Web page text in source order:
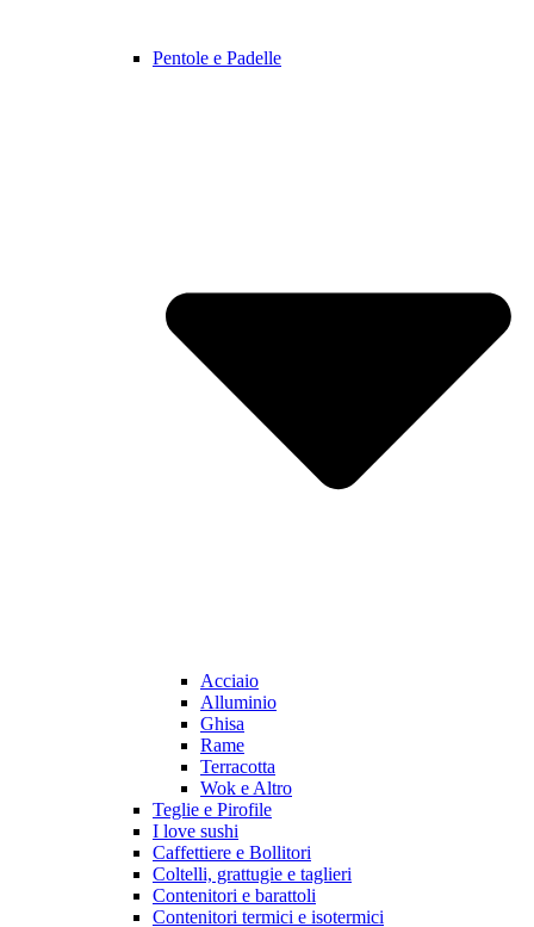
Pentole e Padelle
Acciaio
Alluminio
Ghisa
Rame
Terracotta
Wok e Altro
Teglie e Pirofile
I love sushi
Caffettiere e Bollitori
Coltelli, grattugie e taglieri
Contenitori e barattoli
Contenitori termici e isotermici